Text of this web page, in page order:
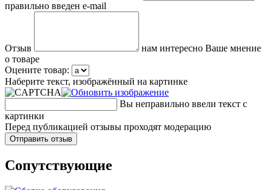
правильно введен e-mail
Отзыв
нам интересно Ваше мнение
о товаре
Оцените товар:
Наберите текст, изображённый на картинке
Вы неправильно ввели текст с
картинки
Перед публикацией отзывы проходят модерацию
Cопутствующие